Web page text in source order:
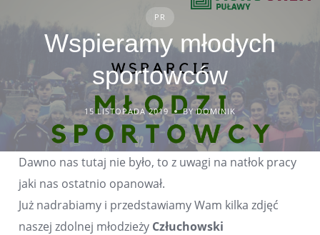
PR
Wspieramy młodych
sportowców
15 LISTOPADA 2019 BY DOMINIK
Dawno nas tutaj nie było, to z uwagi na natłok pracy
jaki nas ostatnio opanował.
Już nadrabiamy i przedstawiamy Wam kilka zdjęć
naszej zdolnej młodzieży Człuchowski